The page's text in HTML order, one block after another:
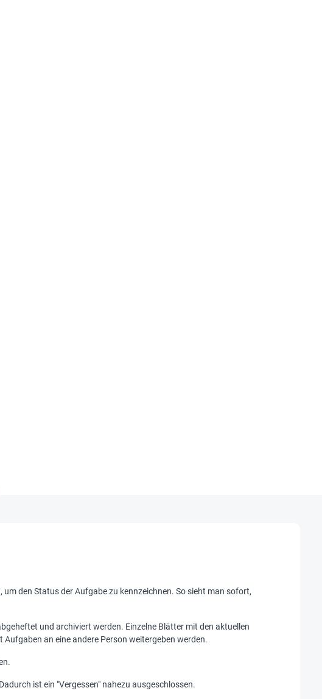
den Status der Aufgabe zu kennzeichnen. So sieht man sofort,
und archiviert werden. Einzelne Blätter mit den aktuellen
an eine andere Person weitergeben werden.
ist ein "Vergessen" nahezu ausgeschlossen.